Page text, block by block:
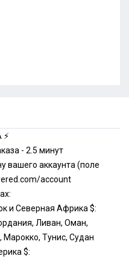
- 2.5 минут
вашего аккаунта (поле
account
и Северная Африка $:
Ливан, Оман,
Тунис, Судан
$: